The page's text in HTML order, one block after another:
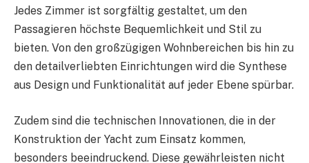
Jedes Zimmer ist sorgfältig gestaltet, um den
Passagieren höchste Bequemlichkeit und Stil zu
bieten. Von den großzügigen Wohnbereichen bis hin zu
den detailverliebten Einrichtungen wird die Synthese
aus Design und Funktionalität auf jeder Ebene spürbar.
Zudem sind die technischen Innovationen, die in der
Konstruktion der Yacht zum Einsatz kommen,
besonders beeindruckend. Diese gewährleisten nicht